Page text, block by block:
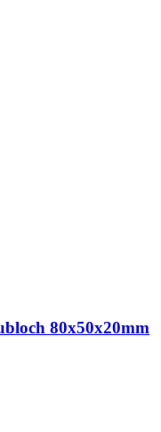
80x50x20mm